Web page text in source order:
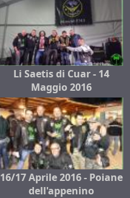
Li Saetis di Cuar - 14
Maggio 2016
16/17 Aprile 2016 - Poiane
dell'appenino